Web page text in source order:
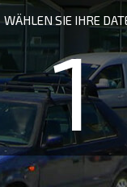
WÄHLEN SIE IHRE
1